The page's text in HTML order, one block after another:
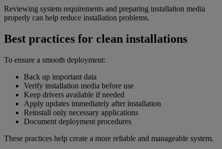
Reviewing system requirements and preparing installation media
properly can help reduce installation problems.
Best practices for clean installations
To ensure a smooth deployment:
Back up important data
Verify installation media before use
Keep drivers available if needed
Apply updates immediately after installation
Reinstall only necessary applications
Document deployment procedures
These practices help create a more reliable and manageable system.